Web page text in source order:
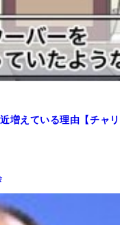
増えている理由【チャリ